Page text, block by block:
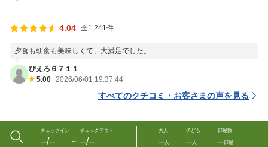
4.04 全1,241件
夕食も朝食も美味しくて、大満足でした。
ぴえろ６７１１
5.00 2026/06/01 19:37:44
すべてのクチコミ・お客さまの声を見る
チェックイン
--/-- 〜
チェックアウト
--/--
大人
--人
子ども
--人
部屋数
--部屋